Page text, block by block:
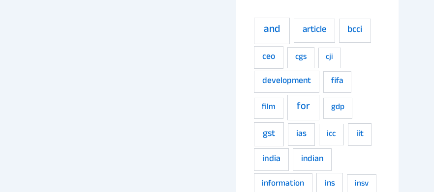
and article bcci
ceo cgs cji
development
fifa
film
for gdp
gst ias icc
iit
india
indian
information ins
insv